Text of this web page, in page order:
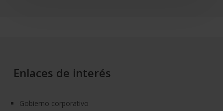
euros
Enlaces de interés
Gobierno corporativo